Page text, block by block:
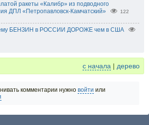
ракеты «Калибр» из подводного
ДПЛ «Петропавловск-Камчатский»
122
БЕНЗИН в РОССИИ ДОРОЖЕ чем в США
с начала | дерево
комментарии нужно войти или